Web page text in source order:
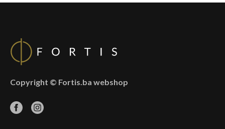
Copyright © Fortis.ba webshop